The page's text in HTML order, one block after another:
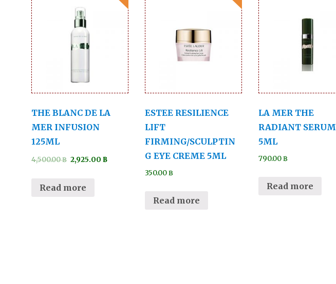
THE BLANC DE LA
MER INFUSION
125ML
4,500.00฿ 2,925.00 ฿
Read more
ESTEE RESILIENCE
LIFT
FIRMING/SCULPTIN
G EYE CREME 5ML
350.00฿
Read more
LA MER THE
RADIANT SERUM
5ML
790.00฿
Read more